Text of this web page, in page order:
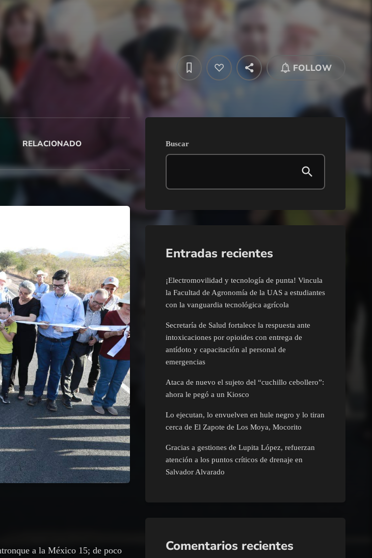
FOLLOW
RELACIONADO
a la México 15; de poco
Buscar
Entradas recientes
¡Electromovilidad y tecnología de punta! Vincula
la Facultad de Agronomía de la UAS a estudiantes
con la vanguardia tecnológica agrícola
Secretaría de Salud fortalece la respuesta ante
intoxicaciones por opioides con entrega de
antídoto y capacitación al personal de
emergencias
Ataca de nuevo el sujeto del “cuchillo cebollero”:
ahora le pegó a un Kiosco
Lo ejecutan, lo envuelven en hule negro y lo tiran
cerca de El Zapote de Los Moya, Mocorito
Gracias a gestiones de Lupita López, refuerzan
atención a los puntos críticos de drenaje en
Salvador Alvarado
Comentarios recientes